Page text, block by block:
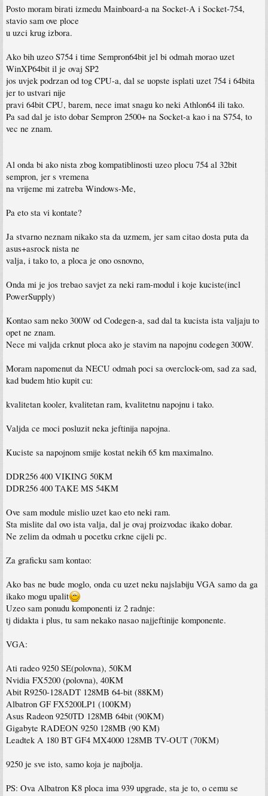
Posto moram birati izmedu Mainboard-a na Socket-A i Socket-754,
stavio sam ove ploce
u uzci krug izbora.
Ako bih uzeo S754 i time Sempron64bit jel bi odmah morao uzet
WinXP64bit il je ovaj SP2
jos uvjek podrzan od tog CPU-a, dal se uopste isplati uzet 754 i 64bita
jer to ustvari nije
pravi 64bit CPU, barem, nece imat snagu ko neki Athlon64 ili tako.
Pa sad dal je isto dobar Sempron 2500+ na Socket-a kao i na S754, to
vec ne znam.
Al onda bi ako nista zbog kompatiblinosti uzeo plocu 754 al 32bit
sempron, jer s vremena
na vrijeme mi zatreba Windows-Me,
Pa eto sta vi kontate?
Ja stvarno neznam nikako sta da uzmem, jer sam citao dosta puta da
asus+asrock nista ne
valja, i tako to, a ploca je ono osnovno,
Onda mi je jos trebao savjet za neki ram-modul i koje kuciste(incl
PowerSupply)
Kontao sam neko 300W od Codegen-a, sad dal ta kucista ista valjaju to
opet ne znam.
Nece mi valjda crknut ploca ako je stavim na napojnu codegen 300W.
Moram napomenut da NECU odmah poci sa overclock-om, sad za sad,
kad budem htio kupit cu:
kvalitetan kooler, kvalitetan ram, kvalitetnu napojnu i tako.
Valjda ce moci posluzit neka jeftinija napojna.
Kuciste sa napojnom smije kostat nekih 65 km maximalno.
DDR256 400 VIKING 50KM
DDR256 400 TAKE MS 54KM
Ove sam module mislio uzet kao eto neki ram.
Sta mislite dal ovo ista valja, dal je ovaj proizvodac ikako dobar.
Ne zelim da odmah u pocetku crkne cijeli pc.
Za graficku sam kontao:
Ako bas ne bude moglo, onda cu uzet neku najslabiju VGA samo da ga
ikako mogu upalit
Uzeo sam ponudu komponenti iz 2 radnje:
tj didakta i plus, tu sam nekako nasao najjeftinije komponente.
VGA:
Ati radeo 9250 SE(polovna), 50KM
Nvidia FX5200 (polovna), 40KM
Abit R9250-128ADT 128MB 64-bit (88KM)
Albatron GF FX5200LP1 (100KM)
Asus Radeon 9250TD 128MB 64bit (90KM)
Gigabyte RADEON 9250 128MB (90 KM)
Leadtek A 180 BT GF4 MX4000 128MB TV-OUT (70KM)
9250 je sve isto, samo koja je najbolja.
PS: Ova Albatron K8 ploca ima 939 upgrade, sta je to, o cemu se